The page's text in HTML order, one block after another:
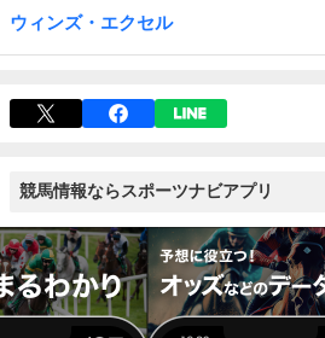
ウィンズ・エクセル
競馬情報ならスポーツナビアプリ